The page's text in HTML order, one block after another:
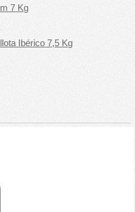
7 Kg
Ibérico 7,5 Kg